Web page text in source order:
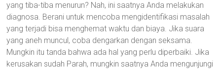
yang tiba-tiba menurun? Nah, ini saatnya Anda melakukan
diagnosa. Berani untuk mencoba mengidentifikasi masalah
yang terjadi bisa menghemat waktu dan biaya. Jika suara
yang aneh muncul, coba dengarkan dengan seksama.
Mungkin itu tanda bahwa ada hal yang perlu diperbaiki. Jika
kerusakan sudah Parah, mungkin saatnya Anda mengunjungi